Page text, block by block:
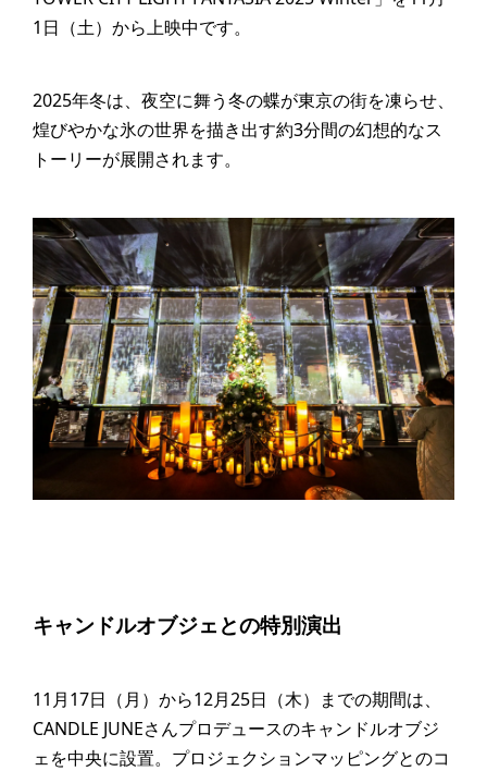
1日（土）から上映中です。
2025年冬は、夜空に舞う冬の蝶が東京の街を凍らせ、
煌びやかな氷の世界を描き出す約3分間の幻想的なス
トーリーが展開されます。
キャンドルオブジェとの特別演出
11月17日（月）から12月25日（木）までの期間は、
CANDLE JUNEさんプロデュースのキャンドルオブジ
ェを中央に設置。プロジェクションマッピングとのコ